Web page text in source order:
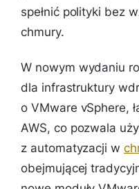
spełnić polityki bez
chmury.
W nowym wydaniu
dla infrastruktury
o VMware vSphere,
AWS, co pozwala
z automatyzacji w
obejmującej